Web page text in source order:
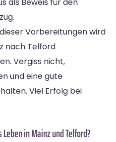
Vorbereitungen wird
nach Telford
Vergiss nicht,
und eine gute
Viel Erfolg bei
in Mainz und Telford?